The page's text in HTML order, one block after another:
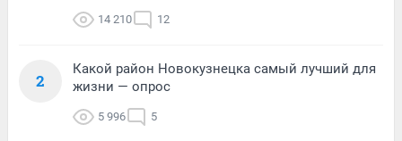
14 210 12
2
Какой район Новокузнецка самый лучший для
жизни — опрос
5 996 5